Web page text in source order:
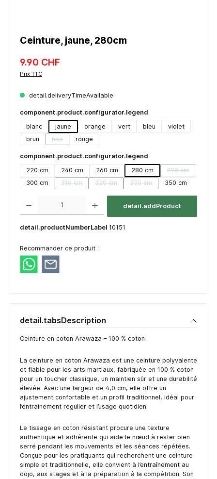
Ceinture, jaune, 280cm
9.90 CHF
Prix TTC
detail.deliveryTimeAvailable
component.product.configurator.legend
blanc
jaune orange vert bleu
violet
brun
noir
(detail.unavailableTooltip)
rouge
component.product.configurator.legend
220 cm
240 cm 260 cm 280 cm 290 cm
300 cm 310 cm
(detail.unavailableTooltip)
320 cm
(detail.unavailableTooltip)
330 cm
(detail.unavailableTooltip)
350 cm
detail.addProduct
detail.productNumberLabel 10151
Recommander ce produit :
detail.tabsDescription
Ceinture en coton Arawaza – 100 % coton
La ceinture en coton Arawaza est une ceinture polyvalente
et fiable pour les arts martiaux, fabriquée en 100 % coton
pour un toucher classique, un maintien sûr et une durabilité
élevée. Avec une largeur de 4,0 cm, elle offre un
ajustement confortable et un profil traditionnel, idéal pour
l’entraînement régulier et l’usage quotidien.
Le tissage en coton résistant procure une texture
authentique et adhérente qui aide le nœud à rester bien
serré pendant les mouvements et les séances répétées.
Conçue pour les pratiquants qui recherchent une ceinture
simple et traditionnelle, elle convient à l’entraînement au
dojo, aux stages et à la préparation à la compétition. Son